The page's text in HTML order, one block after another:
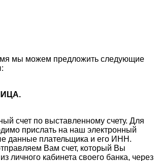
мы можем предложить следующие
счет по выставленному счету. Для
прислать на наш электронный
данные плательщика и его ИНН.
Вам счет, который Вы
личного кабинета своего банка, через